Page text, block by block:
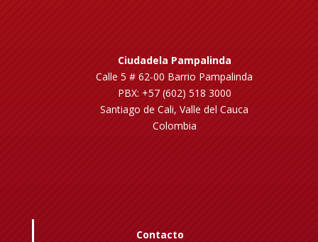
Ciudadela Pampalinda
Calle 5 # 62-00 Barrio Pampalinda
PBX: +57 (602) 518 3000
Santiago de Cali, Valle del Cauca
Colombia
Contacto